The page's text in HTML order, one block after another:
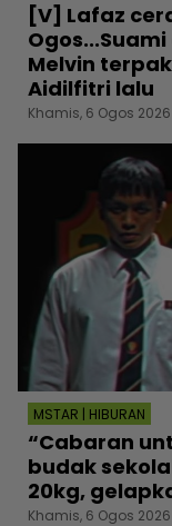
[V] Lafaz
Melvin
Aidilfitri lalu
Khamis, 6 Ogos 2026
MSTAR | HIBURAN
“Cabaran
budak
20kg,
Khamis, 6 Ogos 2026